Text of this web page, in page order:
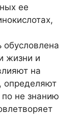
ее
обусловлена
жизни и
на
определяют
по не знанию